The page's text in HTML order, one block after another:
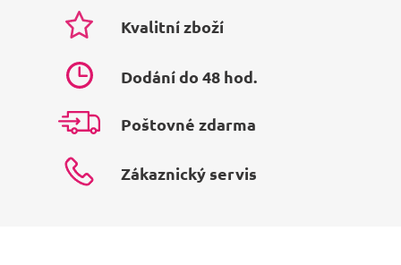
Kvalitní zboží
Dodání do 48 hod.
Poštovné zdarma
Zákaznický servis